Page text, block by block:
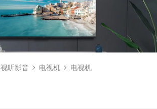
视听影音 电视机 电视机